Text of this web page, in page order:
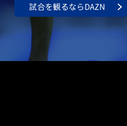
試合を観るならDAZN